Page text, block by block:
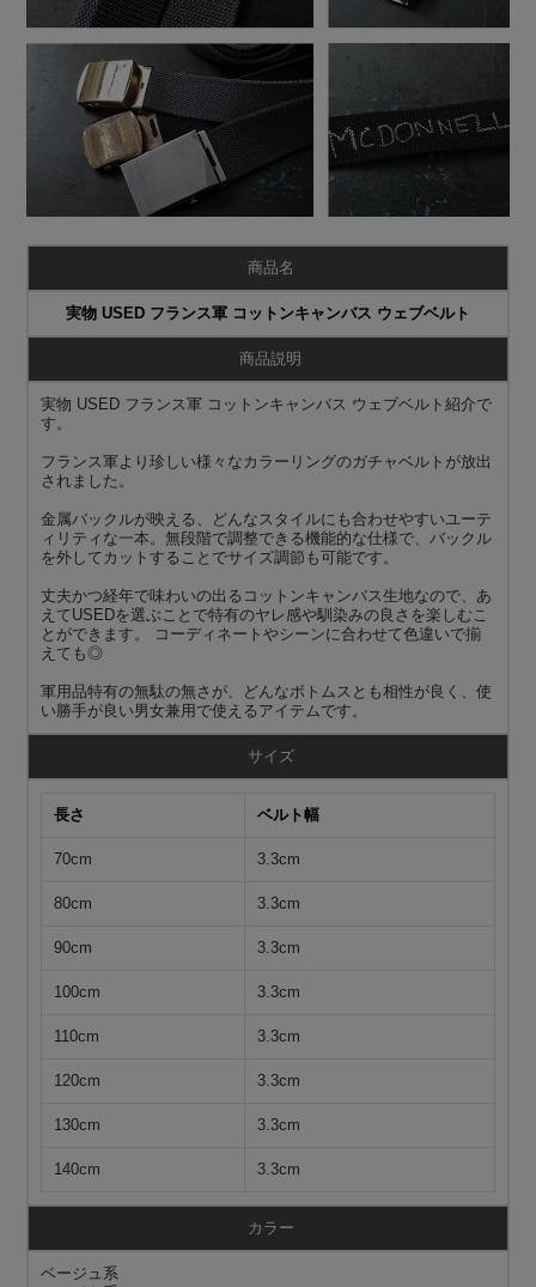
商品名
実物 USED フランス軍 コットンキャンバス ウェブベルト
商品説明
実物 USED フランス軍 コットンキャンバス ウェブベルト紹介で
す。
フランス軍より珍しい様々なカラーリングのガチャベルトが放出
されました。
金属バックルが映える、どんなスタイルにも合わせやすいユーテ
ィリティな一本。無段階で調整できる機能的な仕様で、バックル
を外してカットすることでサイズ調節も可能です。
丈夫かつ経年で味わいの出るコットンキャンバス生地なので、あ
えてUSEDを選ぶことで特有のヤレ感や馴染みの良さを楽しむこ
とができます。 コーディネートやシーンに合わせて色違いで揃
えても◎
軍用品特有の無駄の無さが、どんなボトムスとも相性が良く、使
い勝手が良い男女兼用で使えるアイテムです。
サイズ
長さ ベルト幅
70cm 3.3cm
80cm 3.3cm
90cm 3.3cm
100cm 3.3cm
110cm 3.3cm
120cm 3.3cm
130cm 3.3cm
140cm 3.3cm
カラー
ベージュ系